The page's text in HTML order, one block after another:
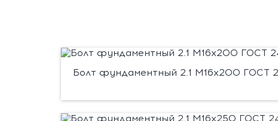
Болт фундаментный 2.1 М16х200 ГОСТ